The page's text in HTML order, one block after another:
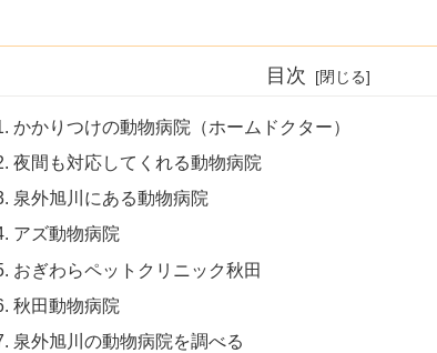
目次
かかりつけの動物病院（ホームドクター）
夜間も対応してくれる動物病院
泉外旭川にある動物病院
アズ動物病院
おぎわらペットクリニック秋田
秋田動物病院
泉外旭川の動物病院を調べる